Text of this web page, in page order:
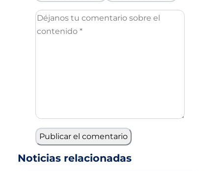
Noticias relacionadas